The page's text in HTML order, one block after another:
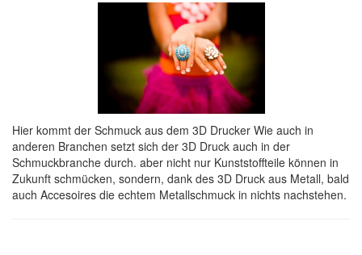
Hier kommt der Schmuck aus dem 3D Drucker Wie auch in
anderen Branchen setzt sich der 3D Druck auch in der
Schmuckbranche durch. aber nicht nur Kunststoffteile können in
Zukunft schmücken, sondern, dank des 3D Druck aus Metall, bald
auch Accesoires die echtem Metallschmuck in nichts nachstehen.